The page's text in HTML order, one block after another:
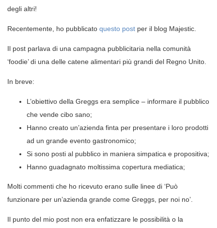
degli altri!
Recentemente, ho pubblicato questo post per il blog Majestic.
Il post parlava di una campagna pubblicitaria nella comunità
‘foodie’ di una delle catene alimentari più grandi del Regno Unito.
In breve:
L’obiettivo della Greggs era semplice – informare il pubblico
che vende cibo sano;
Hanno creato un’azienda finta per presentare i loro prodotti
ad un grande evento gastronomico;
Si sono posti al pubblico in maniera simpatica e propositiva;
Hanno guadagnato moltissima copertura mediatica;
Molti commenti che ho ricevuto erano sulle linee di ‘Può
funzionare per un’azienda grande come Greggs, per noi no’.
Il punto del mio post non era enfatizzare le possibilità o la